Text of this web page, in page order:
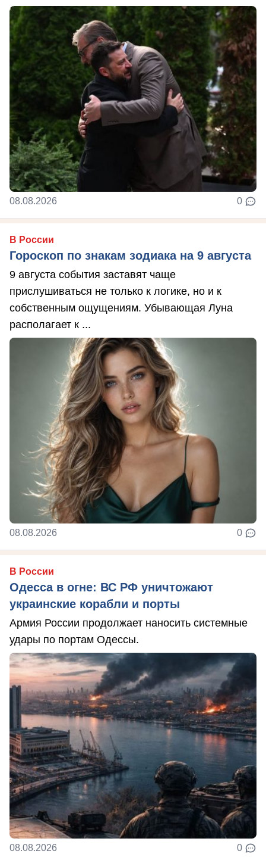
08.08.2026 0
В России
Гороскоп по знакам зодиака на 9 августа
9 августа события заставят чаще
прислушиваться не только к логике, но и к
собственным ощущениям. Убывающая Луна
располагает к ...
08.08.2026 0
В России
Одесса в огне: ВС РФ уничтожают
украинские корабли и порты
Армия России продолжает наносить системные
удары по портам Одессы.
08.08.2026 0